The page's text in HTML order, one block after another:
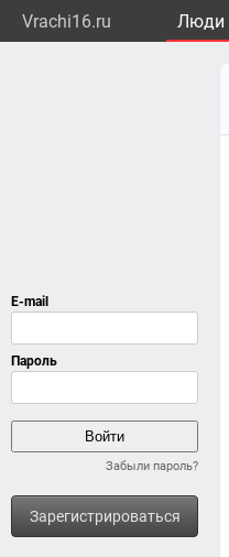
Vrachi16.ru Люди
Забыли пароль?
Зарегистрироваться